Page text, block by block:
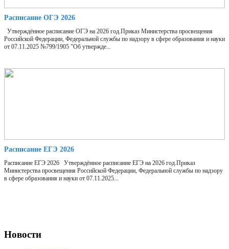
Расписание ОГЭ 2026
Утверждённое расписание ОГЭ на 2026 год.Приказ Министерства просвещения
Российской Федерации, Федеральной службы по надзору в сфере образования и науки
от 07.11.2025 №799/1905 "Об утвержде...
Расписание ЕГЭ 2026
Расписание ЕГЭ 2026 Утверждённое расписание ЕГЭ на 2026 год.Приказ
Министерства просвещения Российской Федерации, Федеральной службы по надзору
в сфере образования и науки от 07.11.2025...
Новости